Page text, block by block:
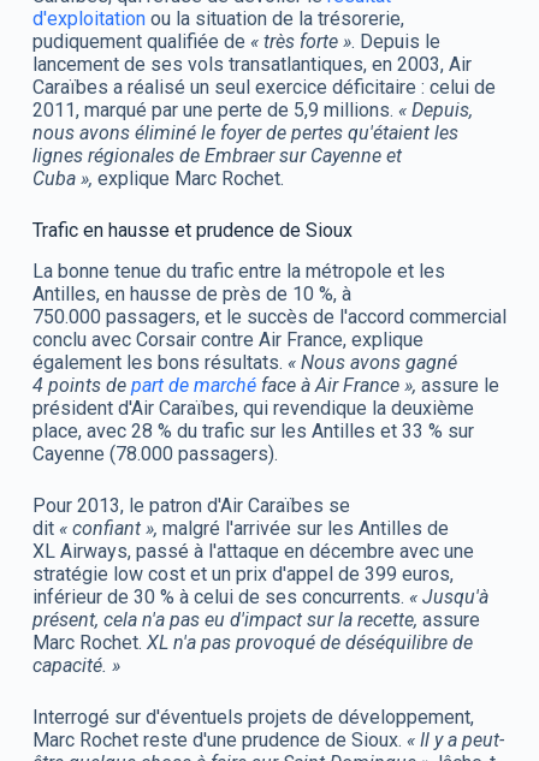
d'exploitationou la situation de la trésorerie,
pudiquement qualifiée de « très forte ». Depuis le
lancement de ses vols transatlantiques, en 2003, Air
Caraïbes a réalisé un seul exercice déficitaire : celui de
2011, marqué par une perte de 5,9 millions. « Depuis,
nous avons éliminé le foyer de pertes qu'étaient les
lignes régionales de Embraer sur Cayenne et
Cuba », explique Marc Rochet.
Trafic en hausse et prudence de Sioux
La bonne tenue du trafic entre la métropole et les
Antilles, en hausse de près de 10 %, à
750.000 passagers, et le succès de l'accord commercial
conclu avec Corsair contre Air France, explique
également les bons résultats. « Nous avons gagné
4 points de part de marchéface à Air France », assure le
président d'Air Caraïbes, qui revendique la deuxième
place, avec 28 % du trafic sur les Antilles et 33 % sur
Cayenne (78.000 passagers).
Pour 2013, le patron d'Air Caraïbes se
dit « confiant », malgré l'arrivée sur les Antilles de
XL Airways, passé à l'attaque en décembre avec une
stratégie low cost et un prix d'appel de 399 euros,
inférieur de 30 % à celui de ses concurrents. « Jusqu'à
présent, cela n'a pas eu d'impact sur la recette, assure
Marc Rochet. XL n'a pas provoqué de déséquilibre de
capacité. »
Interrogé sur d'éventuels projets de développement,
Marc Rochet reste d'une prudence de Sioux. « Il y a peut-